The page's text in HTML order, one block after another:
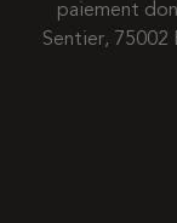
paiement
Sentier, 75002